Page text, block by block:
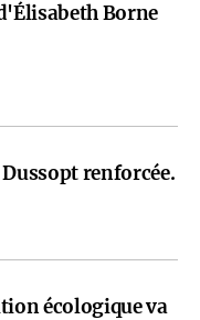
Borne
renforcée.
écologique va